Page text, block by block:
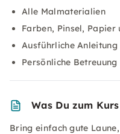
Alle Malmaterialien
Farben, Pinsel, Papier
Ausführliche Anleitung
Persönliche
Was Du zum
Bring einfach gute